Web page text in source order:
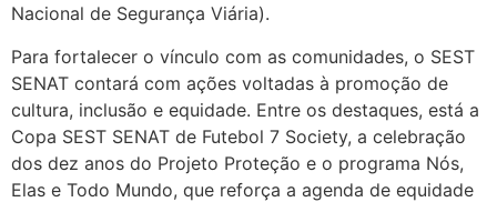
Nacional de Segurança Viária).
Para fortalecer o vínculo com as comunidades, o SEST
SENAT contará com ações voltadas à promoção de
cultura, inclusão e equidade. Entre os destaques, está a
Copa SEST SENAT de Futebol 7 Society, a celebração
dos dez anos do Projeto Proteção e o programa Nós,
Elas e Todo Mundo, que reforça a agenda de equidade